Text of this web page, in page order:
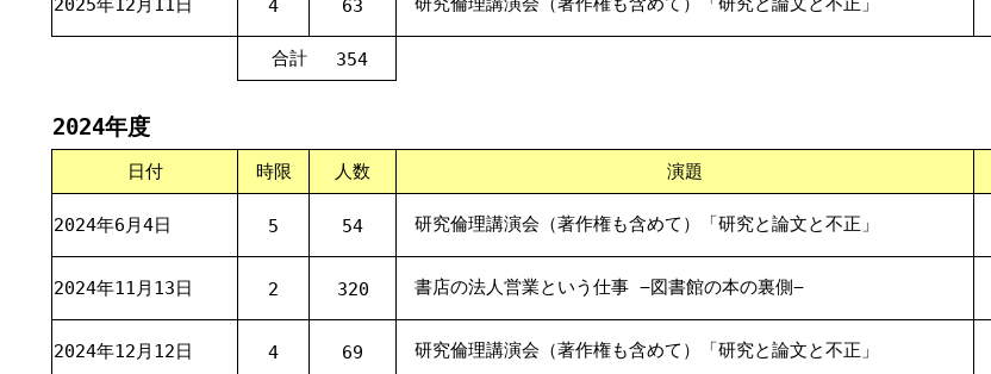
2025年12月11日 4 63
合計 354
2024年度
日付 時限 人数 演題
2024年6月4日 5 54 研究倫理講演会（著作権も含めて）「研究と論文と不正」
2024年11月13日 2 320 書店の法⼈営業という仕事 −図書館の本の裏側−
2024年12月12日 4 69 研究倫理講演会（著作権も含めて）「研究と論文と不正」